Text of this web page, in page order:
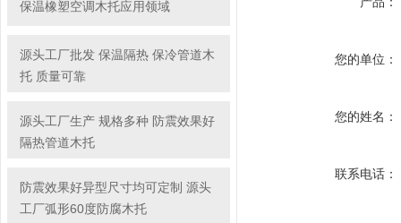
保温橡塑空调木托应用领域
源头工厂批发 保温隔热 保冷管道木
托 质量可靠
源头工厂生产 规格多种 防震效果好
隔热管道木托
防震效果好异型尺寸均可定制 源头
工厂弧形60度防腐木托
您的单位：
您的姓名：
联系电话：